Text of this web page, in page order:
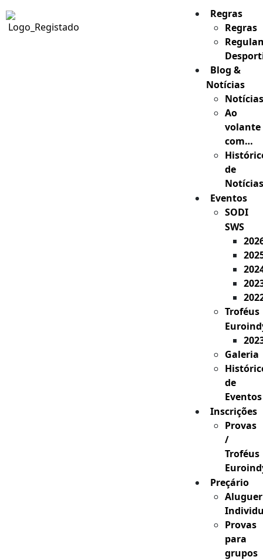
Regras
Regras
Blog &
Notícias
Notícias
Ao
volante
com…
de
Notícias
Eventos
SODI
SWS
Troféus
Galeria
de
Eventos
Inscrições
Provas
/
Troféus
Preçário
Aluguer
Provas
para
grupos